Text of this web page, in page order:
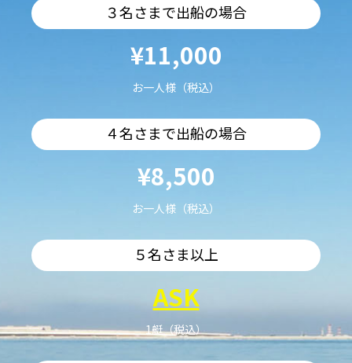
３名さまで出船の場合
¥11,000
お一人様（税込）
４名さまで出船の場合
¥8,500
お一人様（税込）
５名さま以上
ASK
1艇（税込）